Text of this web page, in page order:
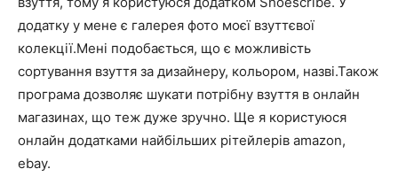
додатку у мене є галерея фото моєї взуттєвої
колекції.Мені подобається, що є можливість
сортування взуття за дизайнеру, кольором, назві.Також
програма дозволяє шукати потрібну взуття в онлайн
магазинах, що теж дуже зручно. Ще я користуюся
онлайн додатками найбільших рітейлерів amazon,
ebay.